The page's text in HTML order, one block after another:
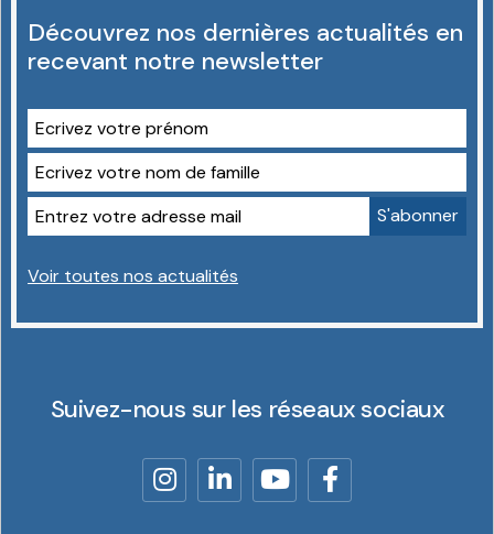
Découvrez nos dernières actualités en
recevant notre newsletter
Voir toutes nos actualités
Suivez-nous sur les réseaux sociaux